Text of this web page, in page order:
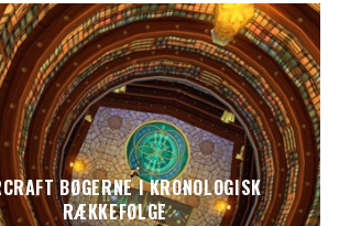
BØGERNE I KRONOLOGISK
RÆKKEFØLGE